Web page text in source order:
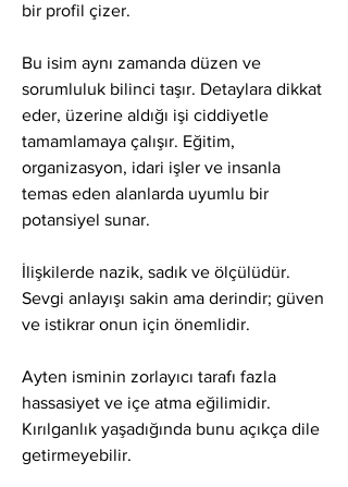
bir profil çizer.
Bu isim aynı zamanda düzen ve
sorumluluk bilinci taşır. Detaylara dikkat
eder, üzerine aldığı işi ciddiyetle
tamamlamaya çalışır. Eğitim,
organizasyon, idari işler ve insanla
temas eden alanlarda uyumlu bir
potansiyel sunar.
İlişkilerde nazik, sadık ve ölçülüdür.
Sevgi anlayışı sakin ama derindir; güven
ve istikrar onun için önemlidir.
Ayten isminin zorlayıcı tarafı fazla
hassasiyet ve içe atma eğilimidir.
Kırılganlık yaşadığında bunu açıkça dile
getirmeyebilir.